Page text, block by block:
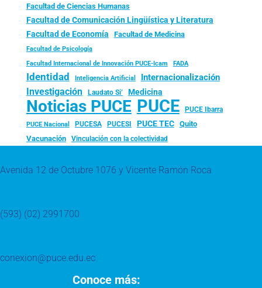
Facultad de Ciencias Humanas
Facultad de Comunicación Lingüística y Literatura
Facultad de Economía Facultad de Medicina
Facultad de Psicología
Facultad Internacional de Innovación PUCE-Icam FADA
Identidad Inteligencia Artificial Internacionalización
Investigación Laudato Si’ Medicina
Noticias PUCE PUCE PUCE Ibarra
PUCE Nacional PUCESA PUCESI PUCE TEC
Quito
Vacunación
Vinculación con la colectividad
Avenida 12 de Octubre 1076 y Vicente Ramón Roca
(593) (02) 2991700
conexion@puce.edu.ec
Conoce más: